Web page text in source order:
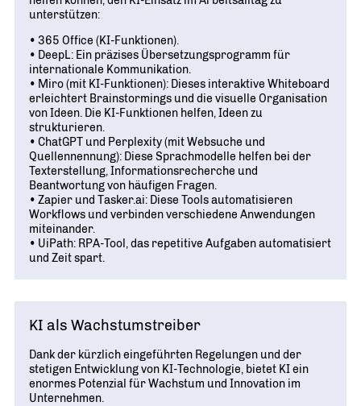
unterstützen:
• 365 Office (KI-Funktionen).
• DeepL: Ein präzises Übersetzungsprogramm für
internationale Kommunikation.
• Miro (mit KI-Funktionen): Dieses interaktive Whiteboard
erleichtert Brainstormings und die visuelle Organisation
von Ideen. Die KI-Funktionen helfen, Ideen zu
strukturieren.
• ChatGPT und Perplexity (mit Websuche und
Quellennennung): Diese Sprachmodelle helfen bei der
Texterstellung, Informationsrecherche und
Beantwortung von häufigen Fragen.
• Zapier und Tasker.ai: Diese Tools automatisieren
Workflows und verbinden verschiedene Anwendungen
miteinander.
• UiPath: RPA-Tool, das repetitive Aufgaben automatisiert
und Zeit spart.
KI als Wachstumstreiber
Dank der kürzlich eingeführten Regelungen und der
stetigen Entwicklung von KI-Technologie, bietet KI ein
enormes Potenzial für Wachstum und Innovation im
Unternehmen.